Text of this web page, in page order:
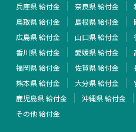
兵庫県 給付金
奈良県 給付金
鳥取県 給付金
島根県 給付金
広島県 給付金
山口県 給付金
香川県 給付金
愛媛県 給付金
福岡県 給付金
佐賀県 給付金
熊本県 給付金
大分県 給付金
鹿児島県 給付金
沖縄県 給付金
その他 給付金